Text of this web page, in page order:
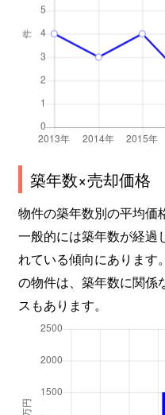
築年数×売却価格
物件の築年数別の平均価
一般的には築年数が経過
れている傾向にあります
の物件は、築年数に関係
スもあります。